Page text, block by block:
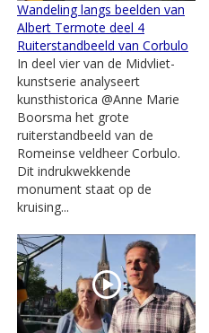
Wandeling langs beelden van
Albert Termote deel 4
Ruiterstandbeeld van Corbulo
In deel vier van de Midvliet-
kunstserie analyseert
kunsthistorica @Anne Marie
Boorsma het grote
ruiterstandbeeld van de
Romeinse veldheer Corbulo.
Dit indrukwekkende
monument staat op de
kruising...